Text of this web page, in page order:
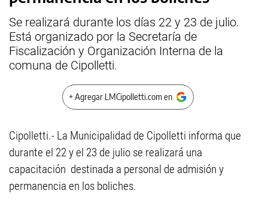
Se realizará durante los días 22 y 23 de julio.
Está organizado por la Secretaría de
Fiscalización y Organización Interna de la
comuna de Cipolletti.
+ Agregar LMCipolletti.com en
Cipolletti.- La Municipalidad de Cipolletti informa que
durante el 22 y el 23 de julio se realizará una
capacitación destinada a personal de admisión y
permanencia en los boliches.